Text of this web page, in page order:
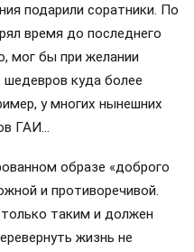
подарили соратники. По
время до последнего
мог бы при желании
куда более
у многих нынешних
ГАИ…
образе «доброго
и противоречивой.
таким и должен
жизнь не